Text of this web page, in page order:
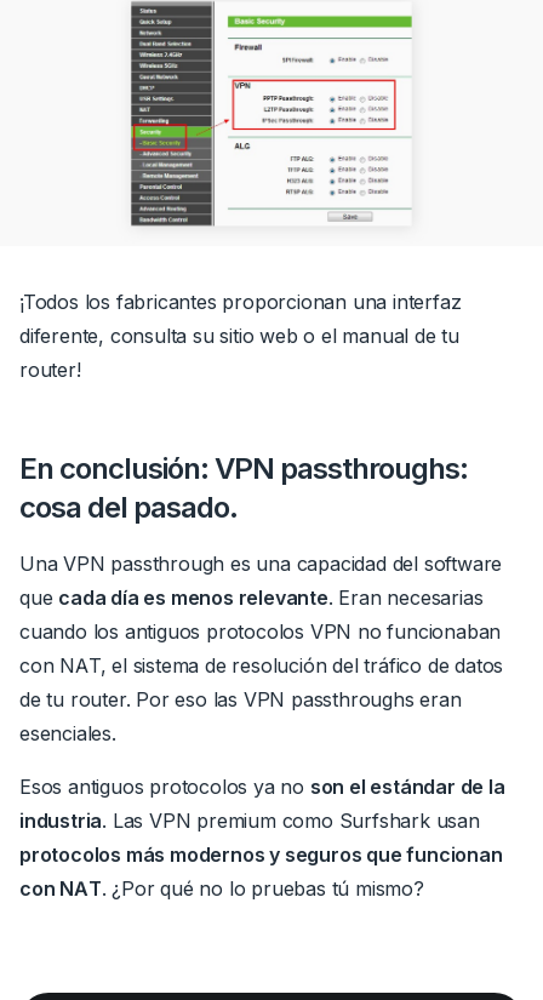
¡Todos los fabricantes proporcionan una interfaz
diferente, consulta su sitio web o el manual de tu
router!
En conclusión: VPN passthroughs:
cosa del pasado.
Una VPN passthrough es una capacidad del software
que cada día es menos relevante. Eran necesarias
cuando los antiguos protocolos VPN no funcionaban
con NAT, el sistema de resolución del tráfico de datos
de tu router. Por eso las VPN passthroughs eran
esenciales.
Esos antiguos protocolos ya no son el estándar de la
industria. Las VPN premium como Surfshark usan
protocolos más modernos y seguros que funcionan
con NAT. ¿Por qué no lo pruebas tú mismo?